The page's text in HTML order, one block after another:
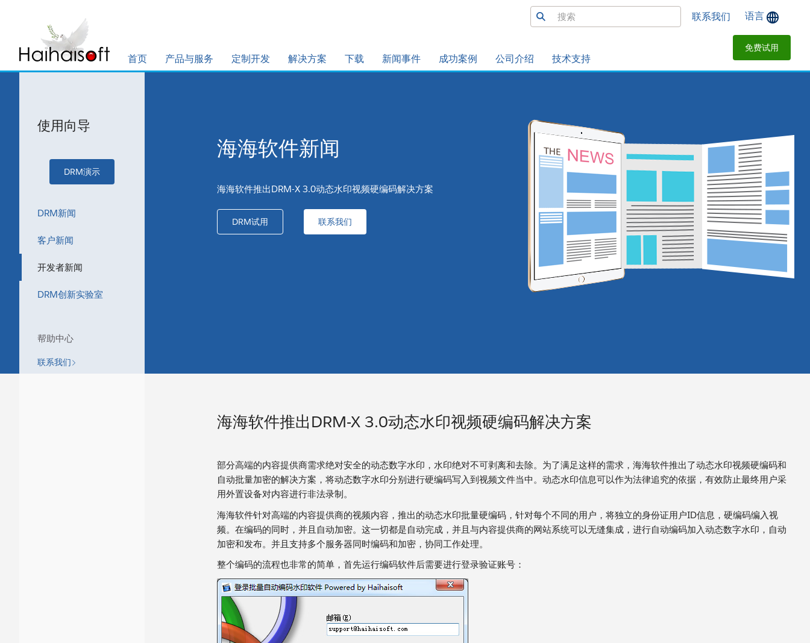
首页 产品与服务 定制开发 解决方案 下载 新闻事件 成功案例 公司介绍 技术支持
联系我们 语言
免费试用
使用向导
DRM演示
DRM新闻
客户新闻
开发者新闻
DRM创新实验室
帮助中心
联系我们
海海软件新闻
海海软件推出DRM-X 3.0动态水印视频硬编码解决方案
DRM试用 联系我们
海海软件推出DRM-X 3.0动态水印视频硬编码解决方案
部分高端的内容提供商需求绝对安全的动态数字水印，水印绝对不可剥离和去除。为了满足这样的需求，海海软件推出了动态水印视频硬编码和
自动批量加密的解决方案，将动态数字水印分别进行硬编码写入到视频文件当中。动态水印信息可以作为法律追究的依据，有效防止最终用户采
用外置设备对内容进行非法录制。
海海软件针对高端的内容提供商的视频内容，推出的动态水印批量硬编码，针对每个不同的用户，将独立的身份证用户ID信息，硬编码编入视
频。在编码的同时，并且自动加密。这一切都是自动完成，并且与内容提供商的网站系统可以无缝集成，进行自动编码加入动态数字水印，自动
加密和发布。并且支持多个服务器同时编码和加密，协同工作处理。
整个编码的流程也非常的简单，首先运行编码软件后需要进行登录验证账号：